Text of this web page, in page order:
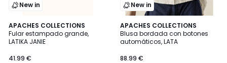
New in
APACHES COLLECTIONS
Fular estampado grande,
LATIKA JANIE
€.
41.99 €
New in
APACHES COLLECTIONS
Blusa bordada con botones
automáticos, LATA
88.99 €